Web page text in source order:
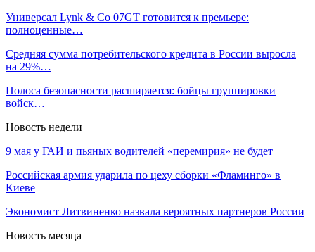
Универсал Lynk & Co 07GT готовится к премьере:
полноценные…
Средняя сумма потребительского кредита в России выросла
на 29%…
Полоса безопасности расширяется: бойцы группировки
войск…
Новость недели
9 мая у ГАИ и пьяных водителей «перемирия» не будет
Российская армия ударила по цеху сборки «Фламинго» в
Киеве
Экономист Литвиненко назвала вероятных партнеров России
Новость месяца